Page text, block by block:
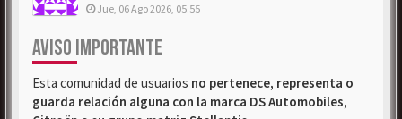
Jue, 06 Ago 2026, 05:55
AVISO IMPORTANTE
Esta comunidad de usuarios no pertenece, representa o
guarda relación alguna con la marca DS Automobiles,